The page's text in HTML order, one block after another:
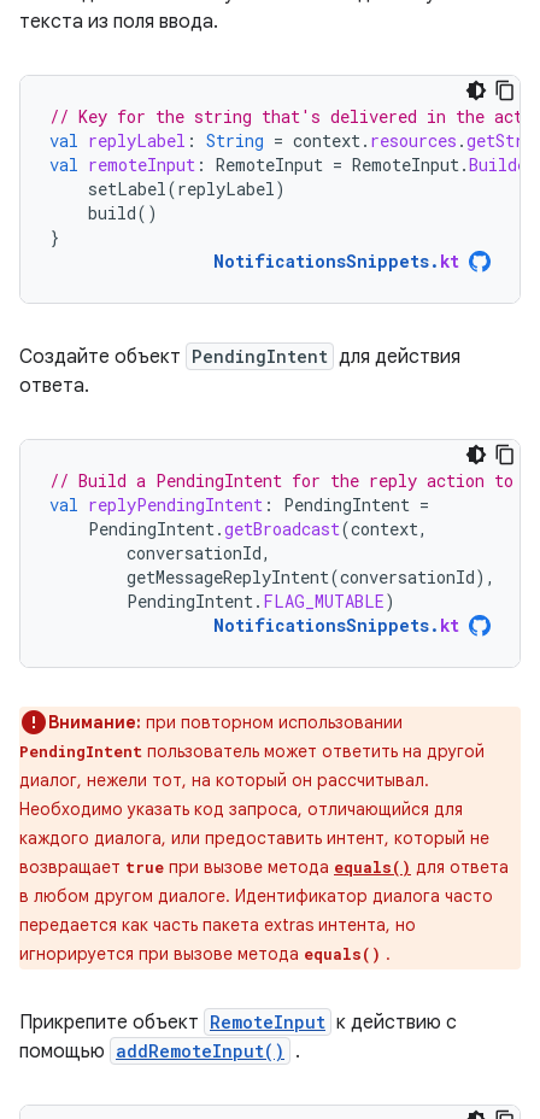
текста из поля ввода.
// Key for the string that's delivered in the
val replyLabel : String = context . resources .
val remoteInput : RemoteInput = RemoteInput .Builder
setLabel (replyLabel )
build()
}
NotificationsSnippets. kt
Создайте объект PendingIntent для действия
ответа.
// Build a PendingIntent for the reply action to
val replyPendingIntent : PendingIntent =
PendingIntent .getBroadcast(context,
conversationId,
getMessageReplyIntent(conversationId),
PendingIntent . FLAG_MUTABLE)
NotificationsSnippets. kt
Внимание: при повторном использовании
PendingIntent пользователь может ответить на другой
диалог, нежели тот, на который он рассчитывал.
Необходимо указать код запроса, отличающийся для
каждого диалога, или предоставить интент, который не
возвращает true при вызове метода equals() для ответа
в любом другом диалоге. Идентификатор диалога часто
передается как часть пакета extras интента, но
игнорируется при вызове метода equals() .
Прикрепите объект RemoteInput к действию с
помощью addRemoteInput() .